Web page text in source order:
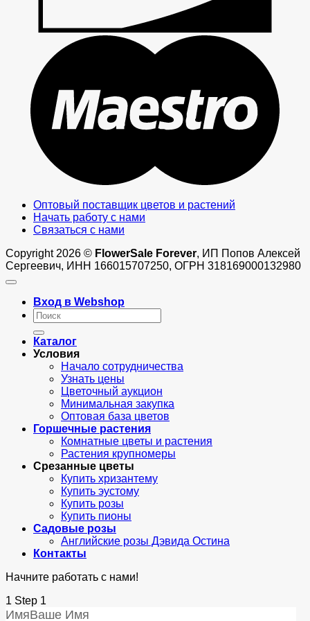
Оптовый поставщик цветов и растений
Начать работу с нами
Связаться с нами
Copyright 2026 © FlowerSale Forever, ИП Попов Алексей
Сергеевич, ИНН 166015707250, ОГРН 318169000132980
Вход в Webshop
Искать:
Каталог
Условия
Начало сотрудничества
Узнать цены
Цветочный аукцион
Минимальная закупка
Оптовая база цветов
Горшечные растения
Комнатные цветы и растения
Растения крупномеры
Срезанные цветы
Купить хризантему
Купить эустому
Купить розы
Купить пионы
Садовые розы
Английские розы Дэвида Остина
Контакты
Начните работать с нами!
1 Step 1
ИмяВаше Имя